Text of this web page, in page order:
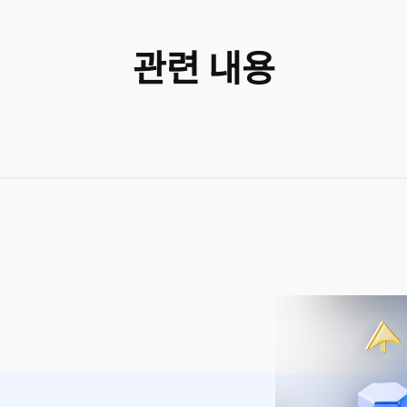
관련 내용